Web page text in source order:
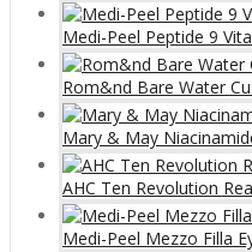
Medi-Peel Peptide 9
Rom&nd Bare Water
Mary & May
AHC Ten Revolution
Medi-Peel Mezzo Filla